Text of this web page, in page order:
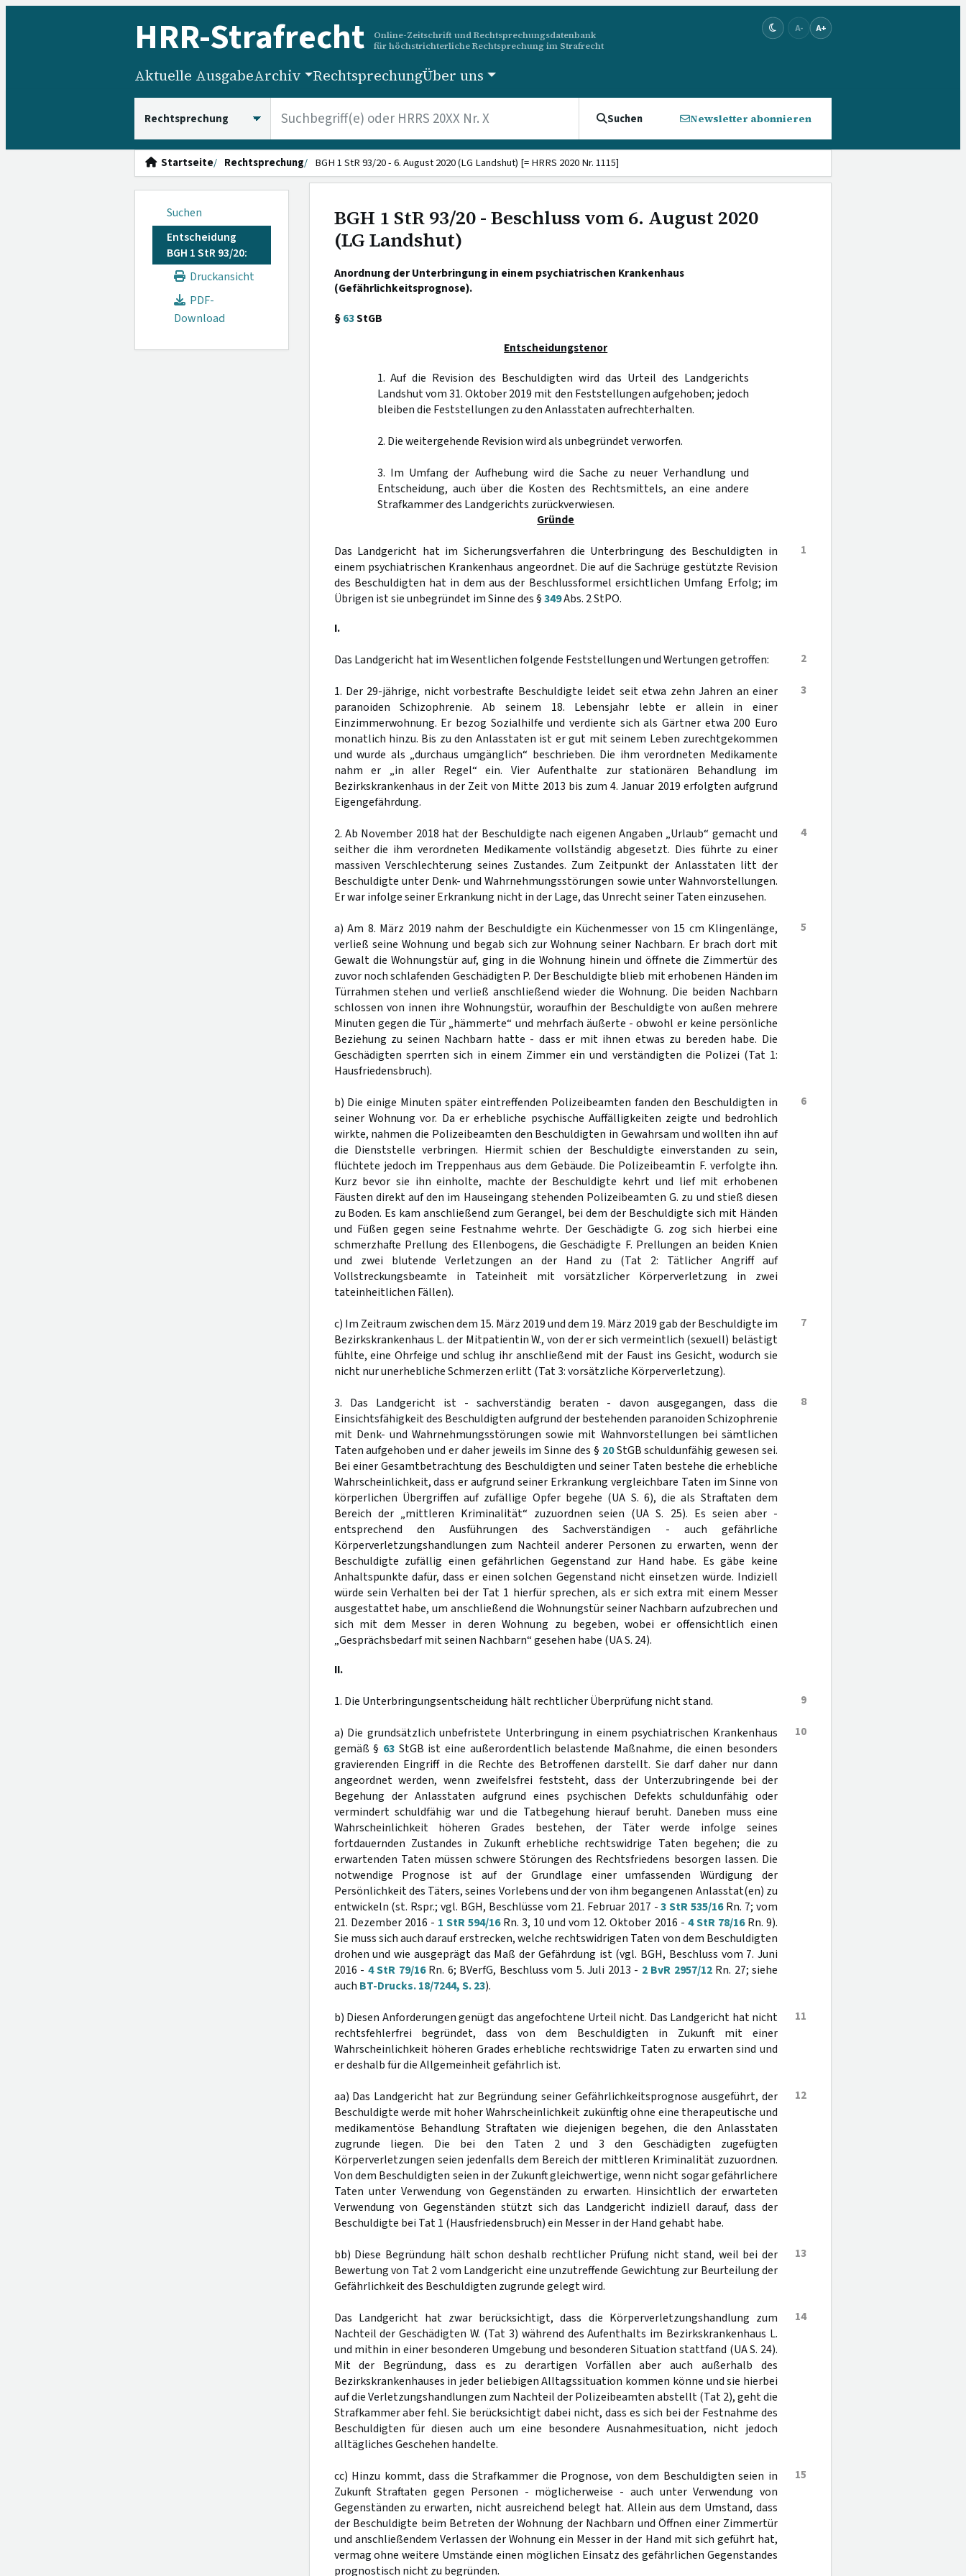
HRR-Strafrecht
Online-Zeitschrift und Rechtsprechungsdatenbank
für höchstrichterliche Rechtsprechung im Strafrecht
A- A+
Aktuelle AusgabeArchiv RechtsprechungÜber uns
Suchen Newsletter abonnieren
Startseite Rechtsprechung BGH 1 StR 93/20 - 6. August 2020 (LG Landshut) [= HRRS 2020 Nr. 1115]
Suchen
Entscheidung
BGH 1 StR 93/20:
Druckansicht
PDF-
Download
BGH 1 StR 93/20 - Beschluss vom 6. August 2020
(LG Landshut)
Anordnung der Unterbringung in einem psychiatrischen Krankenhaus
(Gefährlichkeitsprognose).
§63StGB
Entscheidungstenor
1. Auf die Revision des Beschuldigten wird das Urteil des Landgerichts
Landshut vom 31. Oktober 2019 mit den Feststellungen aufgehoben; jedoch
bleiben die Feststellungen zu den Anlasstaten aufrechterhalten.
2. Die weitergehende Revision wird als unbegründet verworfen.
3. Im Umfang der Aufhebung wird die Sache zu neuer Verhandlung und
Entscheidung, auch über die Kosten des Rechtsmittels, an eine andere
Strafkammer des Landgerichts zurückverwiesen.
Gründe
1
Das Landgericht hat im Sicherungsverfahren die Unterbringung des Beschuldigten in
einem psychiatrischen Krankenhaus angeordnet. Die auf die Sachrüge gestützte Revision
des Beschuldigten hat in dem aus der Beschlussformel ersichtlichen Umfang Erfolg; im
Übrigen ist sie unbegründet im Sinne des §349Abs. 2 StPO.
I.
2
Das Landgericht hat im Wesentlichen folgende Feststellungen und Wertungen getroffen:
3
1. Der 29-jährige, nicht vorbestrafte Beschuldigte leidet seit etwa zehn Jahren an einer
paranoiden Schizophrenie. Ab seinem 18. Lebensjahr lebte er allein in einer
Einzimmerwohnung. Er bezog Sozialhilfe und verdiente sich als Gärtner etwa 200 Euro
monatlich hinzu. Bis zu den Anlasstaten ist er gut mit seinem Leben zurechtgekommen
und wurde als „durchaus umgänglich“ beschrieben. Die ihm verordneten Medikamente
nahm er „in aller Regel“ ein. Vier Aufenthalte zur stationären Behandlung im
Bezirkskrankenhaus in der Zeit von Mitte 2013 bis zum 4. Januar 2019 erfolgten aufgrund
Eigengefährdung.
4
2. Ab November 2018 hat der Beschuldigte nach eigenen Angaben „Urlaub“ gemacht und
seither die ihm verordneten Medikamente vollständig abgesetzt. Dies führte zu einer
massiven Verschlechterung seines Zustandes. Zum Zeitpunkt der Anlasstaten litt der
Beschuldigte unter Denk- und Wahrnehmungsstörungen sowie unter Wahnvorstellungen.
Er war infolge seiner Erkrankung nicht in der Lage, das Unrecht seiner Taten einzusehen.
5
a) Am 8. März 2019 nahm der Beschuldigte ein Küchenmesser von 15 cm Klingenlänge,
verließ seine Wohnung und begab sich zur Wohnung seiner Nachbarn. Er brach dort mit
Gewalt die Wohnungstür auf, ging in die Wohnung hinein und öffnete die Zimmertür des
zuvor noch schlafenden Geschädigten P. Der Beschuldigte blieb mit erhobenen Händen im
Türrahmen stehen und verließ anschließend wieder die Wohnung. Die beiden Nachbarn
schlossen von innen ihre Wohnungstür, woraufhin der Beschuldigte von außen mehrere
Minuten gegen die Tür „hämmerte“ und mehrfach äußerte - obwohl er keine persönliche
Beziehung zu seinen Nachbarn hatte - dass er mit ihnen etwas zu bereden habe. Die
Geschädigten sperrten sich in einem Zimmer ein und verständigten die Polizei (Tat 1:
Hausfriedensbruch).
6
b) Die einige Minuten später eintreffenden Polizeibeamten fanden den Beschuldigten in
seiner Wohnung vor. Da er erhebliche psychische Auffälligkeiten zeigte und bedrohlich
wirkte, nahmen die Polizeibeamten den Beschuldigten in Gewahrsam und wollten ihn auf
die Dienststelle verbringen. Hiermit schien der Beschuldigte einverstanden zu sein,
flüchtete jedoch im Treppenhaus aus dem Gebäude. Die Polizeibeamtin F. verfolgte ihn.
Kurz bevor sie ihn einholte, machte der Beschuldigte kehrt und lief mit erhobenen
Fäusten direkt auf den im Hauseingang stehenden Polizeibeamten G. zu und stieß diesen
zu Boden. Es kam anschließend zum Gerangel, bei dem der Beschuldigte sich mit Händen
und Füßen gegen seine Festnahme wehrte. Der Geschädigte G. zog sich hierbei eine
schmerzhafte Prellung des Ellenbogens, die Geschädigte F. Prellungen an beiden Knien
und zwei blutende Verletzungen an der Hand zu (Tat 2: Tätlicher Angriff auf
Vollstreckungsbeamte in Tateinheit mit vorsätzlicher Körperverletzung in zwei
tateinheitlichen Fällen).
7
c) Im Zeitraum zwischen dem 15. März 2019 und dem 19. März 2019 gab der Beschuldigte im
Bezirkskrankenhaus L. der Mitpatientin W., von der er sich vermeintlich (sexuell) belästigt
fühlte, eine Ohrfeige und schlug ihr anschließend mit der Faust ins Gesicht, wodurch sie
nicht nur unerhebliche Schmerzen erlitt (Tat 3: vorsätzliche Körperverletzung).
8
3. Das Landgericht ist - sachverständig beraten - davon ausgegangen, dass die
Einsichtsfähigkeit des Beschuldigten aufgrund der bestehenden paranoiden Schizophrenie
mit Denk- und Wahrnehmungsstörungen sowie mit Wahnvorstellungen bei sämtlichen
Taten aufgehoben und er daher jeweils im Sinne des § 20StGB schuldunfähig gewesen sei.
Bei einer Gesamtbetrachtung des Beschuldigten und seiner Taten bestehe die erhebliche
Wahrscheinlichkeit, dass er aufgrund seiner Erkrankung vergleichbare Taten im Sinne von
körperlichen Übergriffen auf zufällige Opfer begehe (UA S. 6), die als Straftaten dem
Bereich der „mittleren Kriminalität“ zuzuordnen seien (UA S. 25). Es seien aber -
entsprechend den Ausführungen des Sachverständigen - auch gefährliche
Körperverletzungshandlungen zum Nachteil anderer Personen zu erwarten, wenn der
Beschuldigte zufällig einen gefährlichen Gegenstand zur Hand habe. Es gäbe keine
Anhaltspunkte dafür, dass er einen solchen Gegenstand nicht einsetzen würde. Indiziell
würde sein Verhalten bei der Tat 1 hierfür sprechen, als er sich extra mit einem Messer
ausgestattet habe, um anschließend die Wohnungstür seiner Nachbarn aufzubrechen und
sich mit dem Messer in deren Wohnung zu begeben, wobei er offensichtlich einen
„Gesprächsbedarf mit seinen Nachbarn“ gesehen habe (UA S. 24).
II.
9
1. Die Unterbringungsentscheidung hält rechtlicher Überprüfung nicht stand.
10
a) Die grundsätzlich unbefristete Unterbringung in einem psychiatrischen Krankenhaus
gemäß § 63StGB ist eine außerordentlich belastende Maßnahme, die einen besonders
gravierenden Eingriff in die Rechte des Betroffenen darstellt. Sie darf daher nur dann
angeordnet werden, wenn zweifelsfrei feststeht, dass der Unterzubringende bei der
Begehung der Anlasstaten aufgrund eines psychischen Defekts schuldunfähig oder
vermindert schuldfähig war und die Tatbegehung hierauf beruht. Daneben muss eine
Wahrscheinlichkeit höheren Grades bestehen, der Täter werde infolge seines
fortdauernden Zustandes in Zukunft erhebliche rechtswidrige Taten begehen; die zu
erwartenden Taten müssen schwere Störungen des Rechtsfriedens besorgen lassen. Die
notwendige Prognose ist auf der Grundlage einer umfassenden Würdigung der
Persönlichkeit des Täters, seines Vorlebens und der von ihm begangenen Anlasstat(en) zu
entwickeln (st. Rspr.; vgl. BGH, Beschlüsse vom 21. Februar 2017 -3 StR 535/16Rn. 7; vom
21. Dezember 2016 - 1 StR 594/16Rn. 3, 10 und vom 12. Oktober 2016 - 4 StR 78/16Rn. 9).
Sie muss sich auch darauf erstrecken, welche rechtswidrigen Taten von dem Beschuldigten
drohen und wie ausgeprägt das Maß der Gefährdung ist (vgl. BGH, Beschluss vom 7. Juni
2016 - 4 StR 79/16Rn. 6; BVerfG, Beschluss vom 5. Juli 2013 - 2 BvR 2957/12Rn. 27; siehe
auch BT-Drucks. 18/7244, S. 23).
11
b) Diesen Anforderungen genügt das angefochtene Urteil nicht. Das Landgericht hat nicht
rechtsfehlerfrei begründet, dass von dem Beschuldigten in Zukunft mit einer
Wahrscheinlichkeit höheren Grades erhebliche rechtswidrige Taten zu erwarten sind und
er deshalb für die Allgemeinheit gefährlich ist.
12
aa) Das Landgericht hat zur Begründung seiner Gefährlichkeitsprognose ausgeführt, der
Beschuldigte werde mit hoher Wahrscheinlichkeit zukünftig ohne eine therapeutische und
medikamentöse Behandlung Straftaten wie diejenigen begehen, die den Anlasstaten
zugrunde liegen. Die bei den Taten 2 und 3 den Geschädigten zugefügten
Körperverletzungen seien jedenfalls dem Bereich der mittleren Kriminalität zuzuordnen.
Von dem Beschuldigten seien in der Zukunft gleichwertige, wenn nicht sogar gefährlichere
Taten unter Verwendung von Gegenständen zu erwarten. Hinsichtlich der erwarteten
Verwendung von Gegenständen stützt sich das Landgericht indiziell darauf, dass der
Beschuldigte bei Tat 1 (Hausfriedensbruch) ein Messer in der Hand gehabt habe.
13
bb) Diese Begründung hält schon deshalb rechtlicher Prüfung nicht stand, weil bei der
Bewertung von Tat 2 vom Landgericht eine unzutreffende Gewichtung zur Beurteilung der
Gefährlichkeit des Beschuldigten zugrunde gelegt wird.
14
Das Landgericht hat zwar berücksichtigt, dass die Körperverletzungshandlung zum
Nachteil der Geschädigten W. (Tat 3) während des Aufenthalts im Bezirkskrankenhaus L.
und mithin in einer besonderen Umgebung und besonderen Situation stattfand (UA S. 24).
Mit der Begründung, dass es zu derartigen Vorfällen aber auch außerhalb des
Bezirkskrankenhauses in jeder beliebigen Alltagssituation kommen könne und sie hierbei
auf die Verletzungshandlungen zum Nachteil der Polizeibeamten abstellt (Tat 2), geht die
Strafkammer aber fehl. Sie berücksichtigt dabei nicht, dass es sich bei der Festnahme des
Beschuldigten für diesen auch um eine besondere Ausnahmesituation, nicht jedoch
alltägliches Geschehen handelte.
15
cc) Hinzu kommt, dass die Strafkammer die Prognose, von dem Beschuldigten seien in
Zukunft Straftaten gegen Personen - möglicherweise - auch unter Verwendung von
Gegenständen zu erwarten, nicht ausreichend belegt hat. Allein aus dem Umstand, dass
der Beschuldigte beim Betreten der Wohnung der Nachbarn und Öffnen einer Zimmertür
und anschließendem Verlassen der Wohnung ein Messer in der Hand mit sich geführt hat,
vermag ohne weitere Umstände einen möglichen Einsatz des gefährlichen Gegenstandes
prognostisch nicht zu begründen.